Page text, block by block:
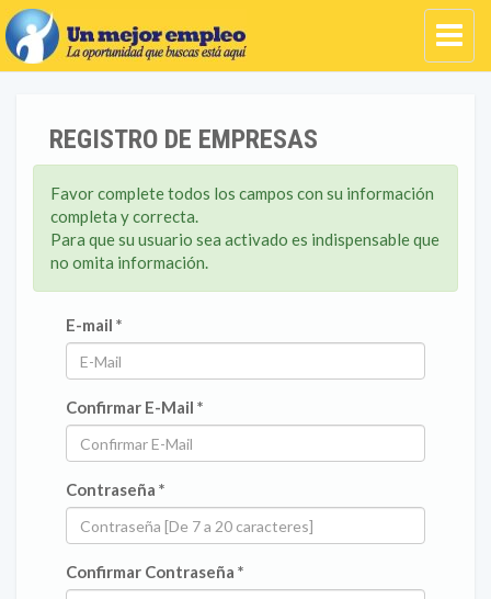
REGISTRO DE EMPRESAS
Favor complete todos los campos con su información
completa y correcta.
Para que su usuario sea activado es indispensable que
no omita información.
E-mail *
Confirmar E-Mail *
Contraseña *
Confirmar Contraseña *